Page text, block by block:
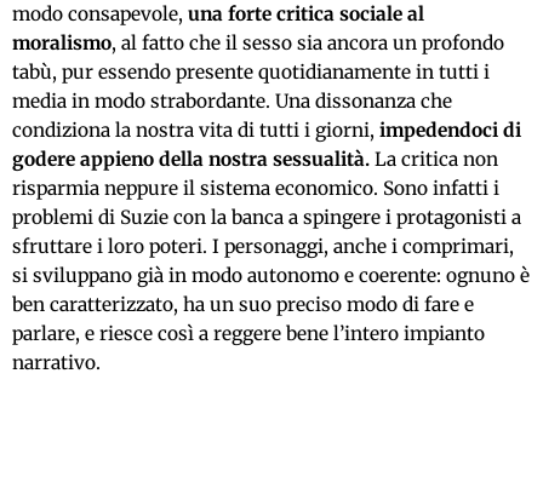
modo consapevole, una forte critica sociale al
moralismo, al fatto che il sesso sia ancora un profondo
tabù, pur essendo presente quotidianamente in tutti i
media in modo strabordante. Una dissonanza che
condiziona la nostra vita di tutti i giorni, impedendoci di
godere appieno della nostra sessualità. La critica non
risparmia neppure il sistema economico. Sono infatti i
problemi di Suzie con la banca a spingere i protagonisti a
sfruttare i loro poteri. I personaggi, anche i comprimari,
si sviluppano già in modo autonomo e coerente: ognuno è
ben caratterizzato, ha un suo preciso modo di fare e
parlare, e riesce così a reggere bene l’intero impianto
narrativo.